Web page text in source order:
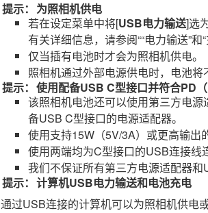
为照相机供电
若在设定菜单中将[USB电力输送]选
有关详细信息，请参阅““电力输送”和
仅当插有电池时才会为照相机供电。
照相机通过外部电源供电时，电池将
使用配备USB C型接口并符合PD
该照相机电池还可以使用第三方电
备USB C型接口的电源适配器。
使用支持15W（5V/3A）或更高输出
使用两端均为C型接口的USB连接线
我们不保证所有第三方电源适配器和
计算机USB电力输送和电池充电
通过USB连接的计算机可以为照相机供电